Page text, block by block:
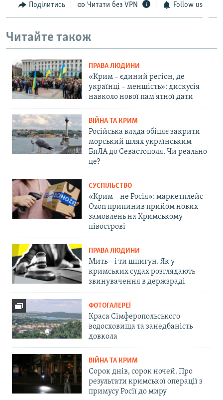
Поділитись Читати без VPN Follow us
Читайте також
ПРАВА ЛЮДИНИ
«Крим – єдиний регіон, де
українці – меншість»: дискусія
навколо нової пам'ятної дати
ВІЙНА ТА КРИМ
Російська влада обіцяє закрити
морський шлях українським
БпЛА до Севастополя. Чи реально
це?
СУСПІЛЬСТВО
«Крим – не Росія»: маркетплейс
Ozon припинив прийом нових
замовлень на Кримському
півострові
ПРАВА ЛЮДИНИ
Мить – і ти шпигун. Як у
кримських судах розглядають
звинувачення в держзраді
ФОТОГАЛЕРЕЇ
Краса Сімферопольського
водосховища та занедбаність
довкола
ВІЙНА ТА КРИМ
Сорок днів, сорок ночей. Про
результати кримської операції з
примусу Росії до миру